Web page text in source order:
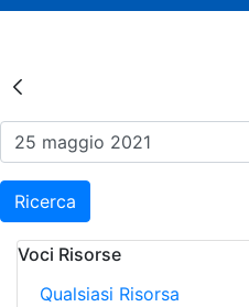
Risultati della
Ricerca
Voci Risorse
Qualsiasi Risorsa